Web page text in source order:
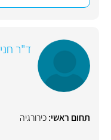
ד"ר
תחום ראשי:כירורגיה